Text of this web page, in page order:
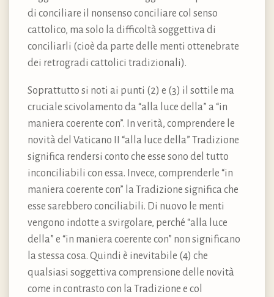
di conciliare il nonsenso conciliare col senso
cattolico, ma solo la difficoltà soggettiva di
conciliarli (cioè da parte delle menti ottenebrate
dei retrogradi cattolici tradizionali).
Soprattutto si noti ai punti (2) e (3) il sottile ma
cruciale scivolamento da “alla luce della” a “in
maniera coerente con”. In verità, comprendere le
novità del Vaticano II “alla luce della” Tradizione
significa rendersi conto che esse sono del tutto
inconciliabili con essa. Invece, comprenderle “in
maniera coerente con” la Tradizione significa che
esse sarebbero conciliabili. Di nuovo le menti
vengono indotte a svirgolare, perché “alla luce
della” e “in maniera coerente con” non significano
la stessa cosa. Quindi è inevitabile (4) che
qualsiasi soggettiva comprensione delle novità
come in contrasto con la Tradizione e col